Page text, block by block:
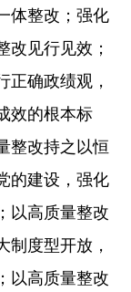
体整改；强化
见行见效；
确政绩观，
效的根本标
整改持之以恒
的建设，强化
以高质量整改
度型开放，
以高质量整改